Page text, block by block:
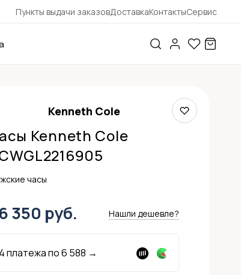
Пункты выдачи заказовДоставкаКонтактыСервис
Kenneth Cole
Kenneth Cole
часы
350 руб. Нашли дешевле?
4 платежа по6 588 →